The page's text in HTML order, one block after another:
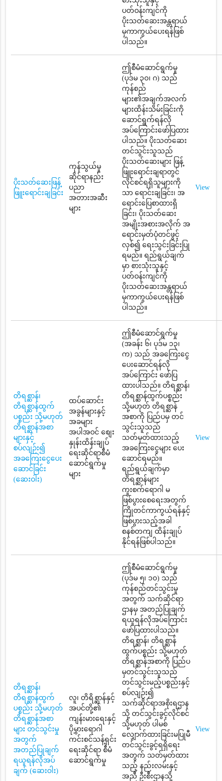
ပတ်ဝန်းကျင်ကို
ပိုးသတ်ဆေးအန္တရာယ်
မှကာကွယ်ပေးရန်ဖြစ်
ပါသည်။
ပိုးသတ်ဆေးဖြန့်
ဖြူးရောင်းချခြင်း
ကုန်သွယ်မှု
ဆိုင်ရာနည်း
ပညာ
အတားအဆီး
များ
ဤစီမံဆောင်ရွက်မှု
(ပုဒ်မ ၃၀၊ ဂ) သည်
ကုန်စည်
များ၏အချက်အလက်
များထိန်းသိမ်းခြင်းကို
ဆောင်ရွက်ရန်လို
အပ်ကြောင်းဖော်ပြထား
ပါသည်။ ပိုးသတ်ဆေး
တင်သွင်းသူသည်
ပိုးသတ်ဆေးများ ဖြန့်
ဖြူးရောင်းချရာတွင်
လိုင်စင်ရရှိသူများကို
သာ ရောင်းချခြင်း၊ အ
ရောင်းပြေစာထားရှိ
ခြင်း၊ ပိုးသတ်ဆေး
အမျိုးအစားအလိုက် အ
ရောင်းမှတ်ပုံတင်ဖွင့်
လှစ်၍ ရေးသွင်းခြင်းပြု
ရမည်။ ရည်ရွယ်ချက်
မှာ စားသုံးသူနှင့်
ပတ်ဝန်းကျင်ကို
ပိုးသတ်ဆေးအန္တရာယ်
မှကာကွယ်ပေးရန်ဖြစ်
ပါသည်။
View
တိရစ္ဆာန်၊
တိရစ္ဆာန်ထွက်
ပစ္စည်း သို့မဟုတ်
တိရစ္ဆာန်အစာ
များနှင့်
စပ်လျဉ်း၍
အခကြေးငွေပေး
ဆောင်ခြင်း
(ဆေးဝါး)
ထပ်ဆောင်း
အခွန်များနှင့်
အခများ
အပါအဝင် စျေး
နှုန်းထိန်းချုပ်
ရေးဆိုင်ရာစီမံ
ဆောင်ရွက်မှု
များ
ဤစီမံဆောင်ရွက်မှု
(အခန်း ၆၊ ပုဒ်မ ၁၃၊
က) သည် အခကြေးငွေ
ပေးဆောင်ရန်လို
အပ်ကြောင်း ဖော်ပြ
ထားပါသည်။ တိရစ္ဆာန်၊
တိရစ္ဆာန်ထွက်ပစ္စည်း
သို့မဟုတ် တိရစ္ဆာန်
အစာကို ပြည်ပမှ တင်
သွင်းသူသည်
သတ်မှတ်ထားသည့်
အခကြေးငွေများ ပေး
ဆောင်ရမည်။
ရည်ရွယ်ချက်မှာ
တိရစ္ဆာန်များ
ကူးစက်ရောဂါ မ
ဖြစ်ပွားစေရေးအတွက်
ကြိုတင်ကာကွယ်ရန်နှင့်
ဖြစ်ပွားသည့်အခါ
စနစ်တကျ ထိန်းချုပ်
နိုင်ရန်ဖြစ်ပါသည်။
View
တိရစ္ဆာန်၊
တိရစ္ဆာန်ထွက်
ပစ္စည်း သို့မဟုတ်
တိရစ္ဆာန်အစာ
များ တင်သွင်းမှု
အတွက်
အတည်ပြုချက်
ရယူရန်လိုအပ်
ချက် (ဆေးဝါး)
လူ၊ တိရိစ္ဆာန်နှင့်
အပင်တို့၏
ကျန်းမားရေးနှင့်
ပိုမွှားရောဂါ
ကင်းစင်သန့်ရှင်း
ရေးဆိုင်ရာ စီမံ
ဆောင်ရွက်မှု
ဤစီမံဆောင်ရွက်မှု
(ပုဒ်မ ၅၊ ၁၀) သည်
ကုန်စည်တင်သွင်းမှု
အတွက် သက်ဆိုင်ရာ
ဌာနမှ အတည်ပြုချက်
ရယူရန်လိုအပ်ကြောင်း
ဖော်ပြထားပါသည်။
တိရစ္ဆာန်၊ တိရစ္ဆာန်
ထွက်ပစ္စည်း သို့မဟုတ်
တိရစ္ဆာန်အစာကို ပြည်ပ
မှတင်သွင်းသူသည်
တင်သွင်းမည့်ပစ္စည်းနှင့်
စပ်လျဉ်း၍
သက်ဆိုင်ရာအစိုးရဌာန
သို့ တင်သွင်းခွင့်လိုင်စင်
သို့မဟုတ် ပါမစ်
လျှောက်ထားခြင်းမပြုမီ
တင်သွင်းခွင့်ရရှိရေး
အတွက် သတ်မှတ်ထား
သည့် နည်းလမ်းနှင့်
အညီ ဦးစီးဌာနသို့
View